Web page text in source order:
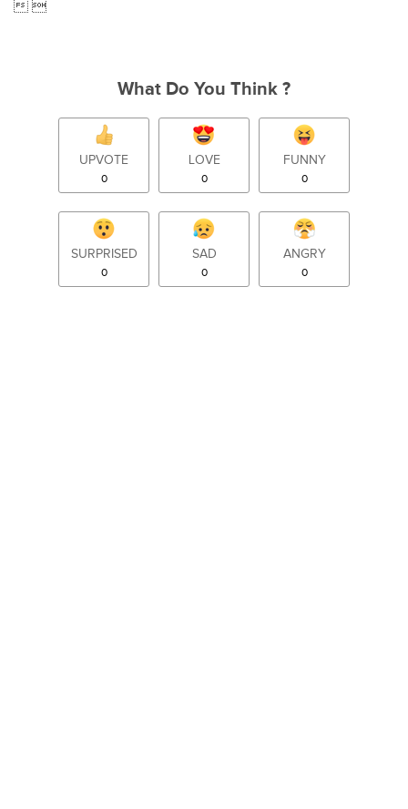

What Do You Think ?
UPVOTE
0
LOVE
0
FUNNY
0
SURPRISED
0
SAD
0
ANGRY
0